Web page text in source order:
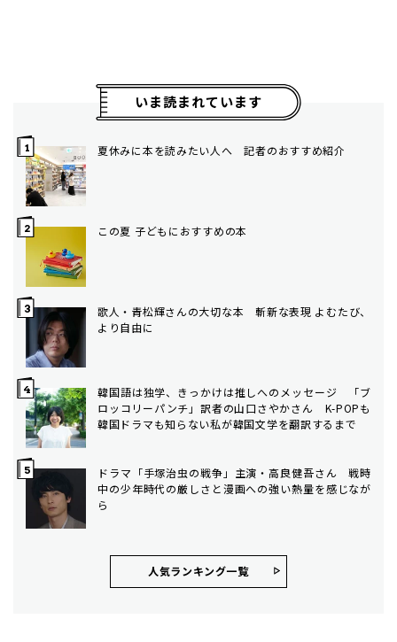
いま読まれています
夏休みに本を読みたい人へ 記者のおすすめ紹介
この夏 子どもにおすすめの本
歌人・青松輝さんの大切な本 斬新な表現 よむたび、
より自由に
韓国語は独学、きっかけは推しへのメッセージ 「ブ
ロッコリーパンチ」訳者の山口さやかさん K-POPも
韓国ドラマも知らない私が韓国文学を翻訳するまで
ドラマ「手塚治虫の戦争」主演・高良健吾さん 戦時
中の少年時代の厳しさと漫画への強い熱量を感じなが
ら
人気ランキング⼀覧